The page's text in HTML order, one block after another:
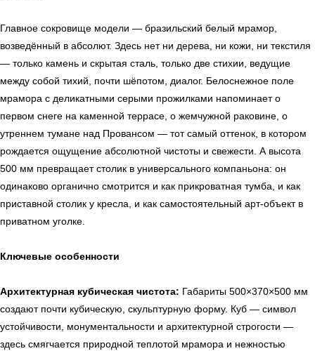
Главное сокровище модели — бразильский белый мрамор,
возведённый в абсолют. Здесь нет ни дерева, ни кожи, ни текстиля
— только камень и скрытая сталь, только две стихии, ведущие
между собой тихий, почти шёпотом, диалог. Белоснежное поле
мрамора с деликатными серыми прожилками напоминает о
первом снеге на каменной террасе, о жемчужной раковине, о
утреннем тумане над Провансом — тот самый оттенок, в котором
рождается ощущение абсолютной чистоты и свежести. А высота
500 мм превращает столик в универсального компаньона: он
одинаково органично смотрится и как прикроватная тумба, и как
приставной столик у кресла, и как самостоятельный арт-объект в
приватном уголке.
Ключевые особенности
Архитектурная кубическая чистота: Габариты 500×370×500 мм
создают почти кубическую, скульптурную форму. Куб — символ
устойчивости, монументальности и архитектурной строгости —
здесь смягчается природной теплотой мрамора и нежностью